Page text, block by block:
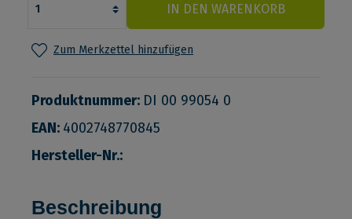
IN DEN WARENKORB
Zum Merkzettel hinzufügen
Produktnummer: DI 00 99054 0
EAN: 4002748770845
Hersteller-Nr.:
Beschreibung